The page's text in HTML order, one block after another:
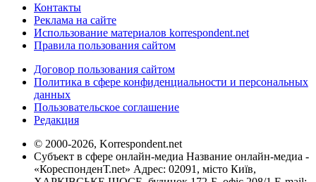
Контакты
Реклама на сайте
Использование материалов korrespondent.net
Правила пользования сайтом
Договор пользования сайтом
Политика в сфере конфиденциальности и персональных
данных
Пользовательское соглашение
Редакция
© 2000-2026, Korrespondent.net
Субъект в сфере онлайн-медиа Название онлайн-медиа -
«КореспонденТ.net» Адрес: 02091, місто Київ,